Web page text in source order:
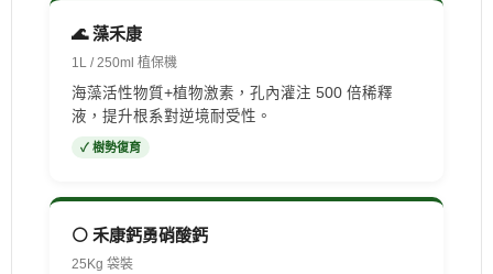
🌊 藻禾康
1L / 250ml 植保機
海藻活性物質+植物激素，孔內灌注 500 倍稀釋
液，提升根系對逆境耐受性。
✓ 樹勢復育
⚪ 禾康鈣勇硝酸鈣
25Kg 袋裝